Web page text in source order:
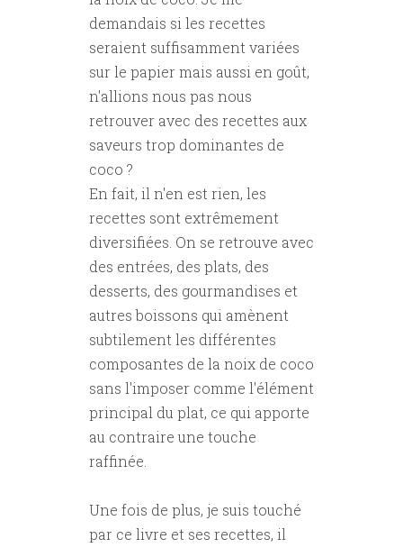
demandais si les recettes
seraient suffisamment variées
sur le papier mais aussi en goût,
n'allions nous pas nous
retrouver avec des recettes aux
saveurs trop dominantes de
coco ?
En fait, il n'en est rien, les
recettes sont extrêmement
diversifiées. On se retrouve avec
des entrées, des plats, des
desserts, des gourmandises et
autres boissons qui amènent
subtilement les différentes
composantes de la noix de coco
sans l'imposer comme l'élément
principal du plat, ce qui apporte
au contraire une touche
raffinée.
Une fois de plus, je suis touché
par ce livre et ses recettes, il